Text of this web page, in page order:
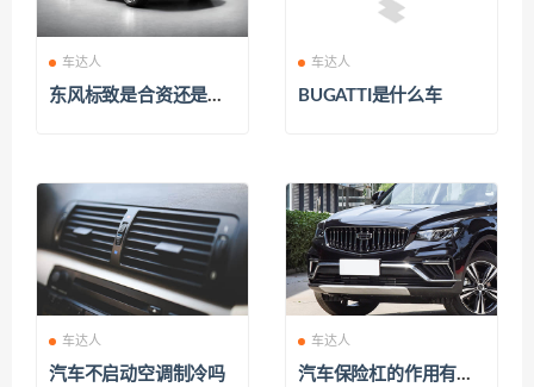
车达人
东风标致是合资还是国
车达人
BUGATTI是什么车
车达人
汽车不启动空调制冷吗
车达人
汽车保险杠的作用有什